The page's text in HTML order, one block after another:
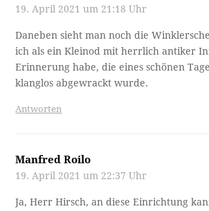
19. April 2021 um 21:18 Uhr
Daneben sieht man noch die
ich als ein Kleinod mit herrlich antiker
Erinnerung habe, die eines schönen
klanglos abgewrackt wurde.
Antworten
Manfred Roilo
19. April 2021 um 22:37 Uhr
Ja, Herr Hirsch, an diese Einrichtung